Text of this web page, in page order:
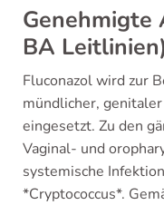
Genehmigte
BA
Fluconazol wird zur
mündlicher,
eingesetzt. Zu den
Vaginal- und
systemische
*Cryptococcus*.